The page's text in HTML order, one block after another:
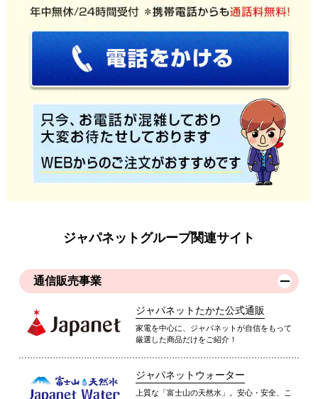
ジャパネットグループ関連サイト
通信販売事業
ジャパネットたかた公式通販
家電を中心に、ジャパネットが自信をもって
厳選した商品だけをご紹介！
ジャパネットウォーター
上質な「富士山の天然水」。安心・安全、こ